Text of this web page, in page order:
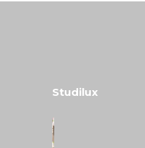
Studilux